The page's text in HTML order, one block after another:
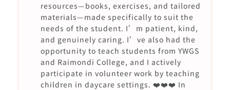
resources—books, exercises, and tailored
materials—made specifically to suit the
needs of the student. I’m patient, kind,
and genuinely caring. I’ve also had the
opportunity to teach students from YWGS
and Raimondi College, and I actively
participate in volunteer work by teaching
children in daycare settings. ❤️❤️❤️ In